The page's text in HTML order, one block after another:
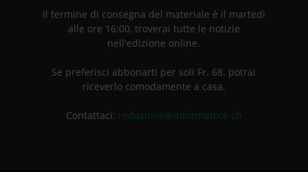
Il termine di consegna del materiale è il martedì
alle ore 16:00, troverai tutte le notizie
nell'edizione online.
Se preferisci abbonarti per soli Fr. 68. potrai
riceverlo comodamente a casa.
Contattaci: redazione@informatore.ch